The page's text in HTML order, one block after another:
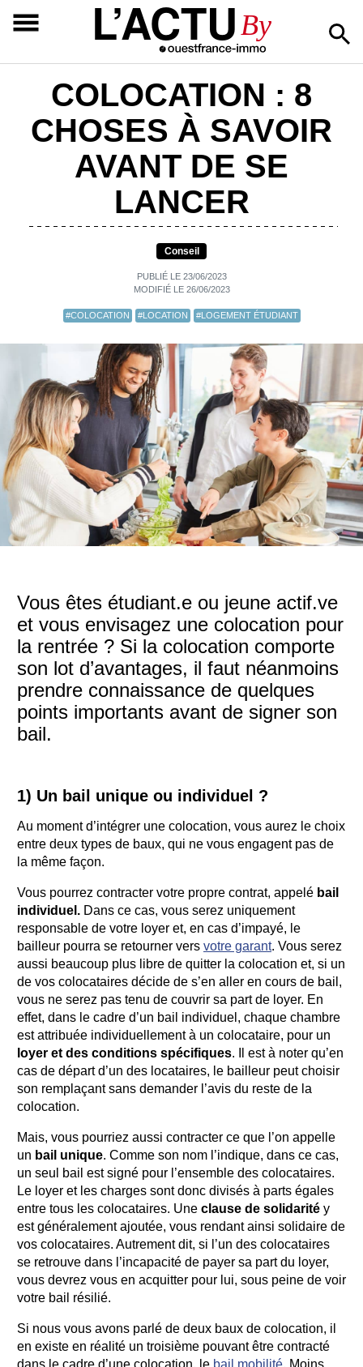
L’ACTUBy
COLOCATION : 8
CHOSES À SAVOIR
AVANT DE SE
LANCER
Conseil
PUBLIÉ LE 23/06/2023
MODIFIÉ LE 26/06/2023
#COLOCATION #LOCATION #LOGEMENT ÉTUDIANT
Vous êtes étudiant.e ou jeune actif.ve
et vous envisagez une colocation pour
la rentrée ? Si la colocation comporte
son lot d’avantages, il faut néanmoins
prendre connaissance de quelques
points importants avant de signer son
bail.
1) Un bail unique ou individuel ?
Au moment d’intégrer une colocation, vous aurez le choix
entre deux types de baux, qui ne vous engagent pas de
la même façon.
Vous pourrez contracter votre propre contrat, appelé bail
individuel. Dans ce cas, vous serez uniquement
responsable de votre loyer et, en cas d’impayé, le
bailleur pourra se retourner vers votre garant. Vous serez
aussi beaucoup plus libre de quitter la colocation et, si un
de vos colocataires décide de s’en aller en cours de bail,
vous ne serez pas tenu de couvrir sa part de loyer. En
effet, dans le cadre d’un bail individuel, chaque chambre
est attribuée individuellement à un colocataire, pour un
loyer et des conditions spécifiques. Il est à noter qu’en
cas de départ d’un des locataires, le bailleur peut choisir
son remplaçant sans demander l’avis du reste de la
colocation.
Mais, vous pourriez aussi contracter ce que l’on appelle
un bail unique. Comme son nom l’indique, dans ce cas,
un seul bail est signé pour l’ensemble des colocataires.
Le loyer et les charges sont donc divisés à parts égales
entre tous les colocataires. Une clause de solidarité y
est généralement ajoutée, vous rendant ainsi solidaire de
vos colocataires. Autrement dit, si l’un des colocataires
se retrouve dans l’incapacité de payer sa part du loyer,
vous devrez vous en acquitter pour lui, sous peine de voir
votre bail résilié.
Si nous vous avons parlé de deux baux de colocation, il
en existe en réalité un troisième pouvant être contracté
dans le cadre d’une colocation, le bail mobilité. Moins